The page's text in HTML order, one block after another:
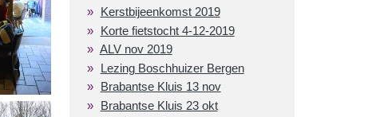
Kerstbijeenkomst 2019
Korte fietstocht 4-12-2019
ALV nov 2019
Lezing Boschhuizer Bergen
Brabantse Kluis 13 nov
Brabantse Kluis 23 okt